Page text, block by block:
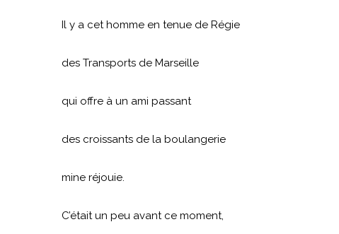
Il y a cet homme en tenue de Régie
des Transports de Marseille
qui offre à un ami passant
des croissants de la boulangerie
mine réjouie.
C’était un peu avant ce moment,